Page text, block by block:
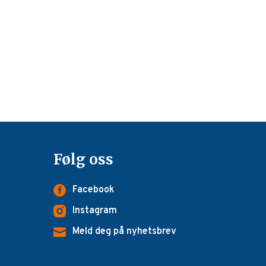
Følg oss
Facebook
Instagram
Meld deg på nyhetsbrev